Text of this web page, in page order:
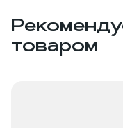
товаром